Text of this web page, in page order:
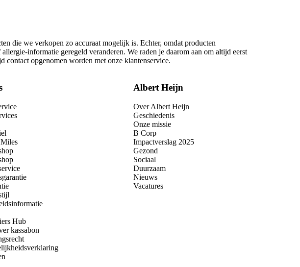
die we verkopen zo accuraat mogelijk is. Echter, omdat producten
informatie geregeld veranderen. We raden je daarom aan om altijd eerst
opgenomen worden met onze klantenservice.
Hub
kassabon
Albert Heijn
Over Albert Heijn
Geschiedenis
Onze missie
B Corp
Impactverslag 2025
Gezond
Sociaal
Duurzaam
Nieuws
Vacatures